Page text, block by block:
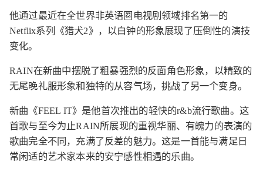
他通过最近在全世界非英语圈电视剧领域排名第一的
Netflix系列《猎犬2》，以白钟的形象展现了压倒性的演技
变化。
RAIN在新曲中摆脱了粗暴强烈的反面角色形象，以精致的
无尾晚礼服形象和独特的从容气场，挑战了另一个变身。
新曲《FEEL IT》是他首次推出的轻快的r&b流行歌曲。这
首歌与至今为止RAIN所展现的重视华丽、有魄力的表演的
歌曲完全不同，充满了反差的魅力。这是一首能与满足日
常闲适的艺术家本来的安宁感性相遇的乐曲。